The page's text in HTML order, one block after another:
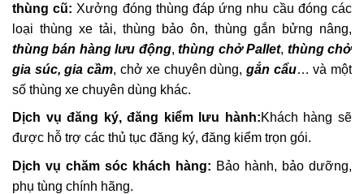
thùng cũ: Xưởng đóng thùng đáp ứng nhu cầu đóng các
loại thùng xe tải, thùng bảo ôn, thùng gắn bửng nâng,
thùng bán hàng lưu động,thùng chở Pallet, thùng chở
gia súc, gia cầm, chở xe chuyên dùng,gắn cẩu… và một
số thùng xe chuyên dùng khác.
Dịch vụ đăng ký, đăng kiểm lưu hành:Khách hàng sẽ
được hỗ trợ các thủ tục đăng ký, đăng kiểm trọn gói.
Dịch vụ chăm sóc khách hàng: Bảo hành, bảo dưỡng,
phụ tùng chính hãng.